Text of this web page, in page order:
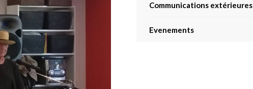
Communications extérieures
Evenements